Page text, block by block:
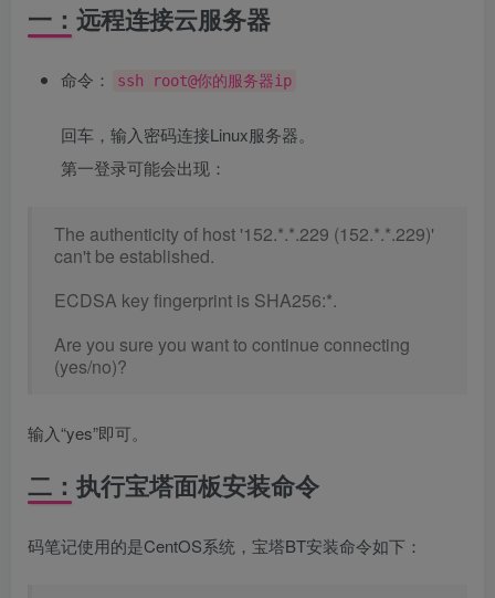
一：远程连接云服务器
命令： ssh root@你的服务器ip
回车，输入密码连接Linux服务器。
第一登录可能会出现：
The authenticityof host '152.*.*.229 (152.*.*.229)'
can't be established.
ECDSA keyfingerprint is SHA256:*.
Are you sure you wantto continue connecting
(yes/no)?
输入“yes”即可。
二：执行宝塔面板安装命令
码笔记使用的是CentOS系统，宝塔BT安装命令如下：